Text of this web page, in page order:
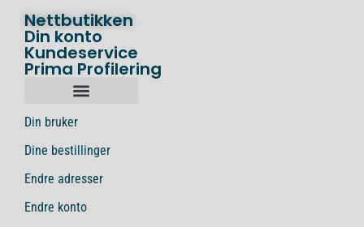
Nettbutikken
Din konto
Kundeservice
Prima Profilering
Din bruker
Dine bestillinger
Endre adresser
Endre konto